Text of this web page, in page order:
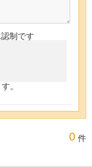
制です
。
0 件